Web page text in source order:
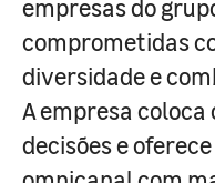
empresas do
comprometidas
diversidade e
A empresa
decisões e